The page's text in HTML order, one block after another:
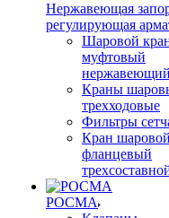
Нержавеющая
регулирующая
Шаровой
муфтовый
нержавеющий
Краны
трехходовые
Фильтры
Кран шаровой
фланцевый
РОСМА